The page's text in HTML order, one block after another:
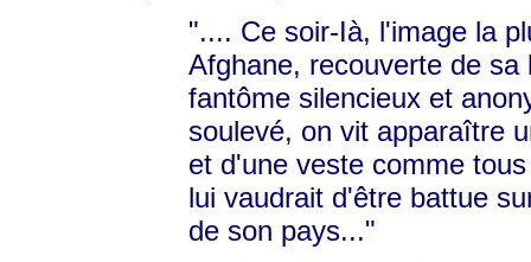
".... Ce soir-Ià, l'image la
Afghane, recouverte de
fantôme silencieux et
soulevé, on vit apparaître
et d'une veste comme
lui vaudrait d'être battue
de son pays..."